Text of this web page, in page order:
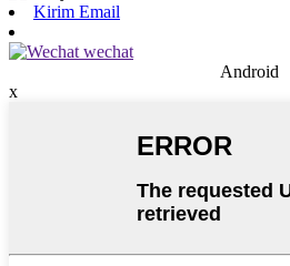
Kirim Email
Android
x